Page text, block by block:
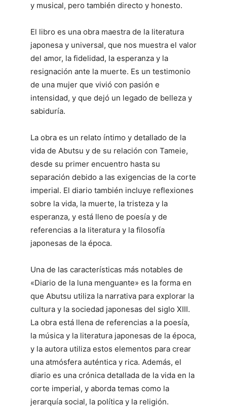
y musical, pero también directo y honesto.
El libro es una obra maestra de la literatura
japonesa y universal, que nos muestra el valor
del amor, la fidelidad, la esperanza y la
resignación ante la muerte. Es un testimonio
de una mujer que vivió con pasión e
intensidad, y que dejó un legado de belleza y
sabiduría.
La obra es un relato íntimo y detallado de la
vida de Abutsu y de su relación con Tameie,
desde su primer encuentro hasta su
separación debido a las exigencias de la corte
imperial. El diario también incluye reflexiones
sobre la vida, la muerte, la tristeza y la
esperanza, y está lleno de poesía y de
referencias a la literatura y la filosofía
japonesas de la época.
Una de las características más notables de
«Diario de la luna menguante» es la forma en
que Abutsu utiliza la narrativa para explorar la
cultura y la sociedad japonesas del siglo XIII.
La obra está llena de referencias a la poesía,
la música y la literatura japonesas de la época,
y la autora utiliza estos elementos para crear
una atmósfera auténtica y rica. Además, el
diario es una crónica detallada de la vida en la
corte imperial, y aborda temas como la
jerarquía social, la política y la religión.